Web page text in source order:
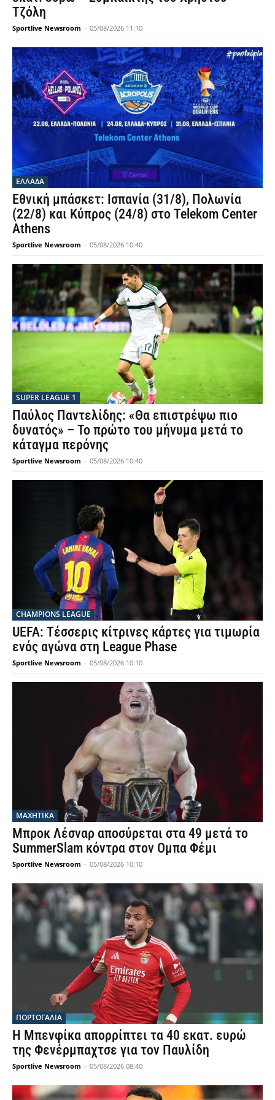
Τζόλη
Sportlive Newsroom - 05/08/2026 11:10
ΕΛΛΑΔΑ
Εθνική μπάσκετ: Ισπανία (31/8), Πολωνία
(22/8) και Κύπρος (24/8) στο Telekom Center
Athens
Sportlive Newsroom - 05/08/2026 10:40
SUPER LEAGUE 1
Παύλος Παντελίδης: «Θα επιστρέψω πιο
δυνατός» – Το πρώτο του μήνυμα μετά το
κάταγμα περόνης
Sportlive Newsroom - 05/08/2026 10:40
CHAMPIONS LEAGUE
UEFA: Τέσσερις κίτρινες κάρτες για τιμωρία
ενός αγώνα στη League Phase
Sportlive Newsroom - 05/08/2026 10:10
ΜΑΧΗΤΙΚΑ
Μπροκ Λέσναρ αποσύρεται στα 49 μετά το
SummerSlam κόντρα στον Ομπα Φέμι
Sportlive Newsroom - 05/08/2026 10:10
ΠΟΡΤΟΓΑΛΙΑ
Η Μπενφίκα απορρίπτει τα 40 εκατ. ευρώ
της Φενέρμπαχτσε για τον Παυλίδη
Sportlive Newsroom - 05/08/2026 08:40